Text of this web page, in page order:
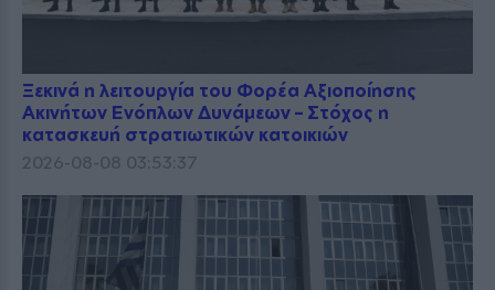
Ξεκινά η λειτουργία του Φορέα Αξιοποίησης
Ακινήτων Ενόπλων Δυνάμεων – Στόχος η
κατασκευή στρατιωτικών κατοικιών
2026-08-08 03:53:37